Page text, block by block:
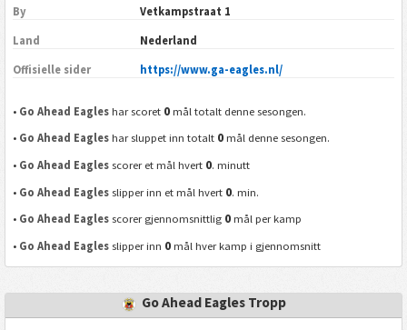
By Vetkampstraat 1
Land Nederland
Offisielle sider https://www.ga-eagles.nl/
• Go Ahead Eagles har scoret 0 mål totalt denne sesongen.
• Go Ahead Eagles har sluppet inn totalt 0 mål denne sesongen.
• Go Ahead Eagles scorer et mål hvert 0. minutt
• Go Ahead Eagles slipper inn et mål hvert 0. min.
• Go Ahead Eagles scorer gjennomsnittlig 0 mål per kamp
• Go Ahead Eagles slipper inn 0 mål hver kamp i gjennomsnitt
Go Ahead Eagles Tropp